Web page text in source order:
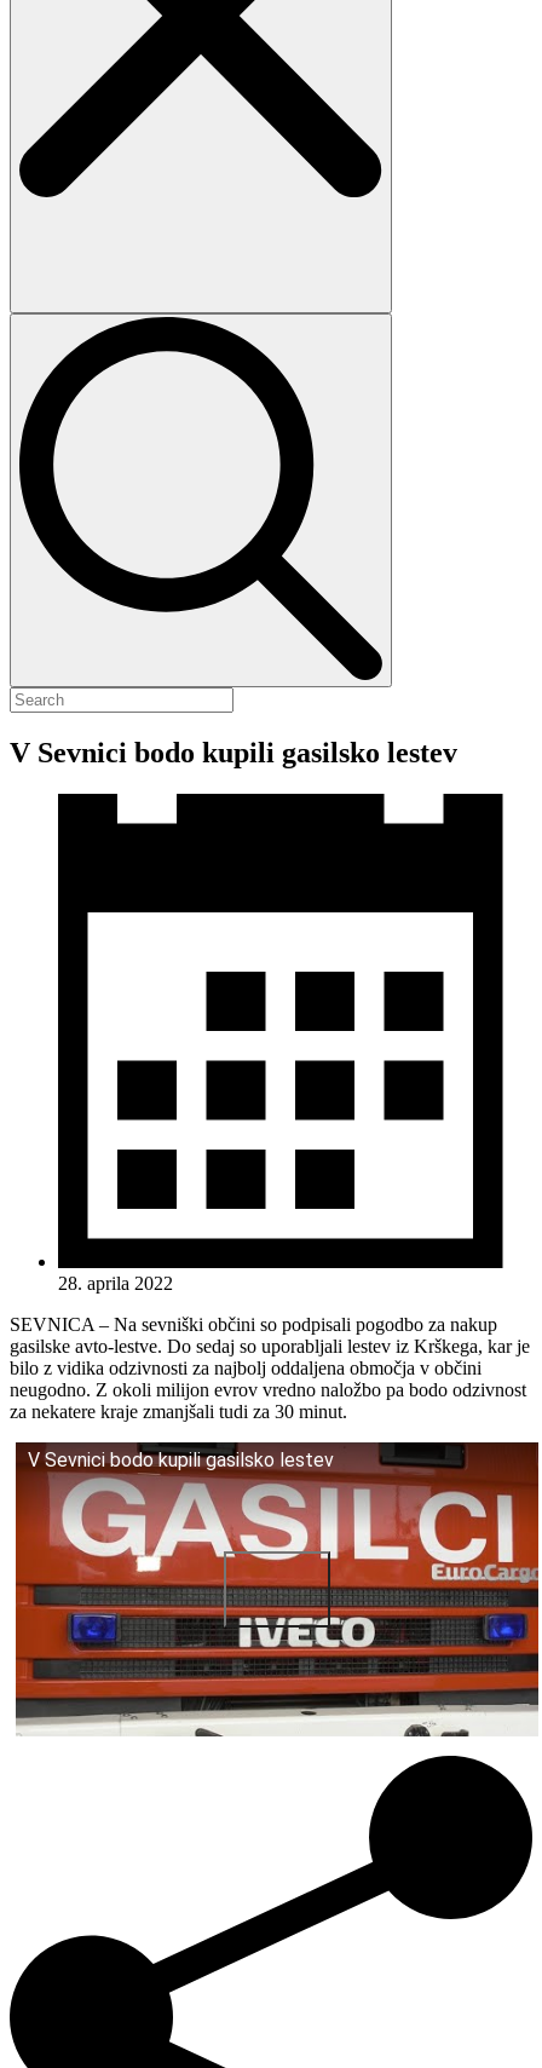
V Sevnici bodo kupili gasilsko lestev
28. aprila 2022
SEVNICA – Na sevniški občini so podpisali pogodbo za nakup
gasilske avto-lestve. Do sedaj so uporabljali lestev iz Krškega, kar je
bilo z vidika odzivnosti za najbolj oddaljena območja v občini
neugodno. Z okoli milijon evrov vredno naložbo pa bodo odzivnost
za nekatere kraje zmanjšali tudi za 30 minut.
V Sevnici bodo kupili gasilsko lestev